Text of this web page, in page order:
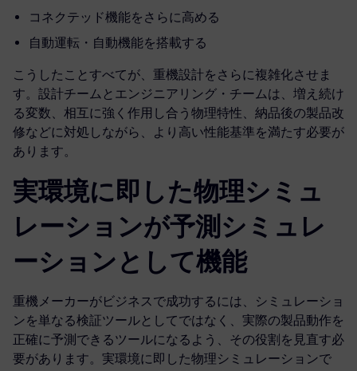
コネクテッド機能をさらに高める
自動運転・自動機能を搭載する
こうしたことすべてが、重機設計をさらに複雑化させま
す。設計チームとエンジニアリング・チームは、増え続け
る変数、相互に強く作用し合う物理特性、納品後の製品改
修などに対処しながら、より高い性能基準を満たす必要が
あります。
実環境に即した物理シミュ
レーションが予測シミュレ
ーションとして機能
重機メーカーがビジネスで成功するには、シミュレーショ
ンを単なる検証ツールとしてではなく、実際の製品動作を
正確に予測できるツールになるよう、その役割を見直す必
要があります。実環境に即した物理シミュレーションで